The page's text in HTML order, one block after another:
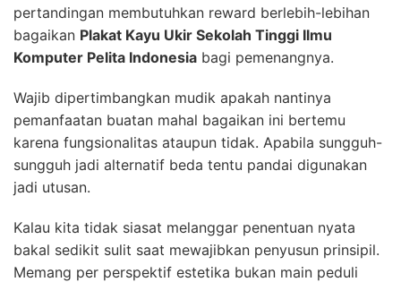
pertandingan membutuhkan reward berlebih-lebihan
bagaikan Plakat Kayu Ukir Sekolah Tinggi Ilmu
Komputer Pelita Indonesia bagi pemenangnya.
Wajib dipertimbangkan mudik apakah nantinya
pemanfaatan buatan mahal bagaikan ini bertemu
karena fungsionalitas ataupun tidak. Apabila sungguh-
sungguh jadi alternatif beda tentu pandai digunakan
jadi utusan.
Kalau kita tidak siasat melanggar penentuan nyata
bakal sedikit sulit saat mewajibkan penyusun prinsipil.
Memang per perspektif estetika bukan main peduli